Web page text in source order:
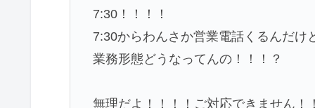
7:30！！！！
7:30からわんさか営業電話くるんだけ
業務形態どうなってんの！！！？
無理だよ！！！！ご対応できません！